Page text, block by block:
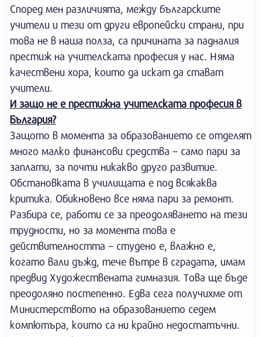
Според мен различията, между българските
учители и тези от други европейски страни, при
това не в наша полза, са причината за падналия
престиж на учителската професия у нас. Няма
качествени хора, които да искат да стават
учители.
И защо не е престижна учителската професия в
България?
Защото в момента за образованието се отделят
много малко финансови средства – само пари за
заплати, за почти никакво друго развитие.
Обстановката в училищата е под всякаква
критика. Обикновено все няма пари за ремонт.
Разбира се, работи се за преодоляването на тези
трудности, но за момента това е
действителността – студено е, влажно е,
когато вали дъжд, тече вътре в сградата, имам
предвид Художествената гимназия. Това ще бъде
преодоляно постепенно. Едва сега получихме от
Министерството на образованието седем
компютъра, които са ни крайно недостатъчни.